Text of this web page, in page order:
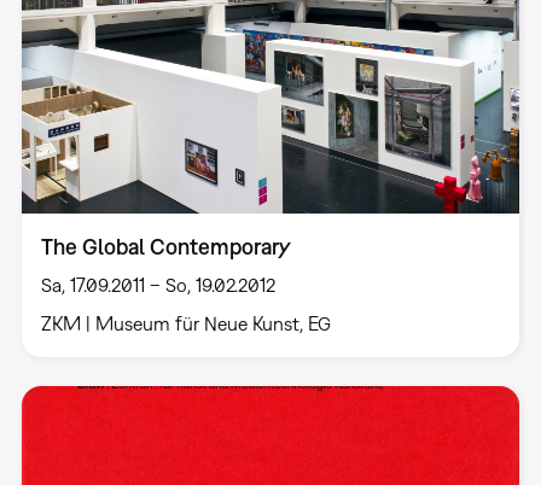
The Global Contemporary
Sa, 17.09.2011 – So, 19.02.2012
ZKM | Museum für Neue Kunst, EG